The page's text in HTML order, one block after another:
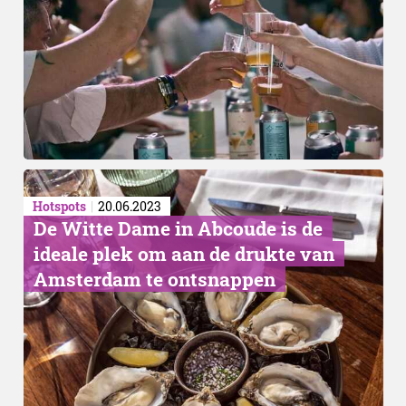
Exportproduct
Hotspots 20.06.2023
De Witte Dame in Abcoude is de
ideale plek om aan de drukte van
Amsterdam te ontsnappen